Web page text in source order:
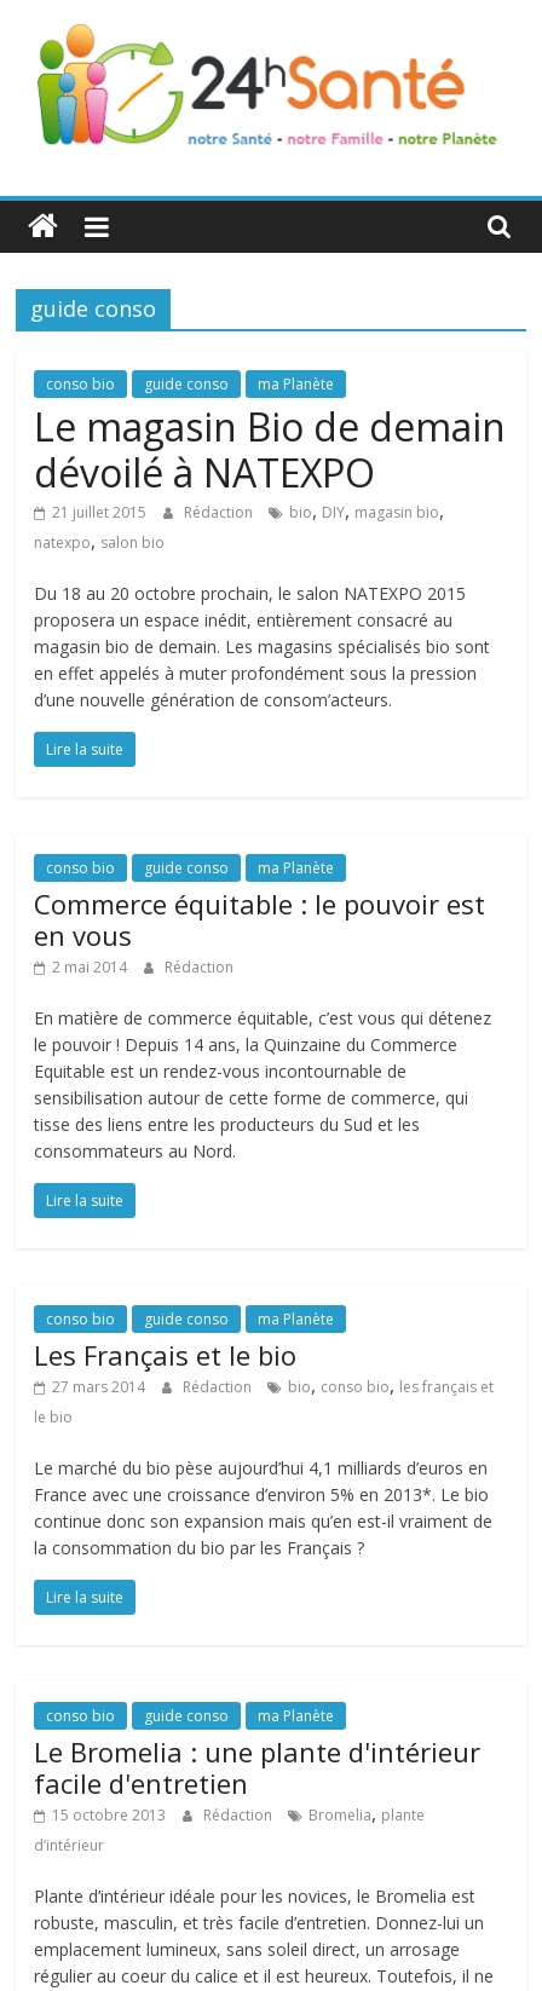
24h
Santé
La
de
toute
famille
guide conso
conso bio guide conso ma Planète
Le magasin Bio de demain
dévoilé à NATEXPO
21 juillet 2015 Rédaction bio, DIY, magasin bio,
natexpo, salon bio
Du 18 au 20 octobre prochain, le salon NATEXPO 2015
proposera un espace inédit, entièrement consacré au
magasin bio de demain. Les magasins spécialisés bio sont
en effet appelés à muter profondément sous la pression
d’une nouvelle génération de consom’acteurs.
Lire la suite
conso bio guide conso ma Planète
Commerce équitable : le pouvoir est
en vous
2 mai 2014 Rédaction
En matière de commerce équitable, c’est vous qui détenez
le pouvoir ! Depuis 14 ans, la Quinzaine du Commerce
Equitable est un rendez-vous incontournable de
sensibilisation autour de cette forme de commerce, qui
tisse des liens entre les producteurs du Sud et les
consommateurs au Nord.
Lire la suite
conso bio guide conso ma Planète
Les Français et le bio
27 mars 2014 Rédaction bio, conso bio, les français et
le bio
Le marché du bio pèse aujourd’hui 4,1 milliards d’euros en
France avec une croissance d’environ 5% en 2013*. Le bio
continue donc son expansion mais qu’en est-il vraiment de
la consommation du bio par les Français ?
Lire la suite
conso bio guide conso ma Planète
Le Bromelia : une plante d'intérieur
facile d'entretien
15 octobre 2013 Rédaction Bromelia, plante
d’intérieur
Plante d’intérieur idéale pour les novices, le Bromelia est
robuste, masculin, et très facile d’entretien. Donnez-lui un
emplacement lumineux, sans soleil direct, un arrosage
régulier au coeur du calice et il est heureux. Toutefois, il ne